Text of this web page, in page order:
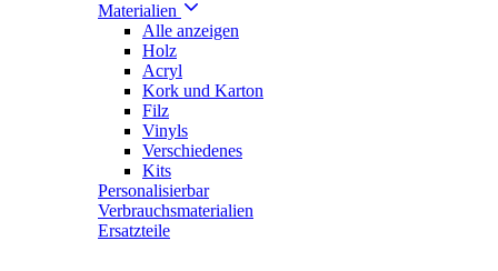
Materialien
Alle anzeigen
Holz
Acryl
Kork und Karton
Filz
Vinyls
Verschiedenes
Kits
Personalisierbar
Verbrauchsmaterialien
Ersatzteile